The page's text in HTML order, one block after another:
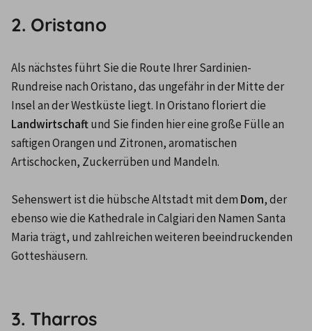
2. Oristano
Als nächstes führt Sie die Route Ihrer Sardinien-
Rundreise nach Oristano, das ungefähr in der Mitte der
Landwirtschaft und Sie finden hier eine große Fülle an
saftigen Orangen und Zitronen, aromatischen
Artischocken, Zuckerrüben und Mandeln.
Sehenswert ist die hübsche Altstadt mit dem Dom, der
ebenso wie die Kathedrale in Calgiari den Namen Santa
Maria trägt, und zahlreichen weiteren beeindruckenden
Gotteshäusern.
3. Tharros